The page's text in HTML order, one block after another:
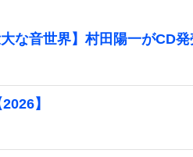
な音世界】村田陽一がCD
】